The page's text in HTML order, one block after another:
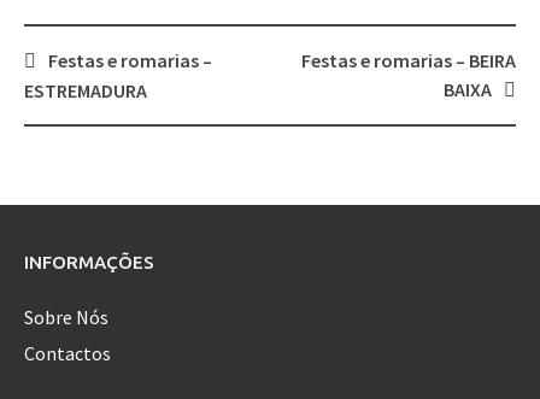
Post
navigation
Festas e romarias –
ESTREMADURA
Festas e romarias – BEIRA
BAIXA
INFORMAÇÕES
Sobre Nós
Contactos